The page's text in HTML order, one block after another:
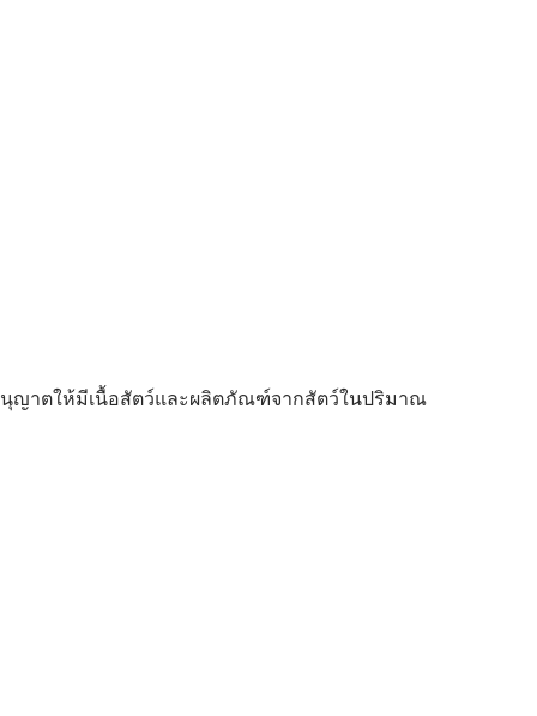
นุญาตให้มีเนื้อสัตว์และผลิตภัณฑ์จากสัตว์ในปริมาณ